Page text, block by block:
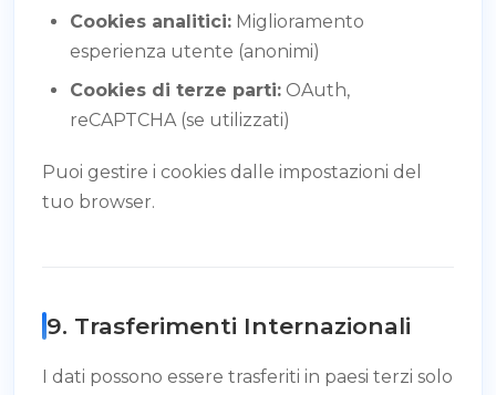
Cookies analitici: Miglioramento
esperienza utente (anonimi)
Cookies di terze parti: OAuth,
reCAPTCHA (se utilizzati)
Puoi gestire i cookies dalle impostazioni del
tuo browser.
9. Trasferimenti Internazionali
I dati possono essere trasferiti in paesi terzi solo